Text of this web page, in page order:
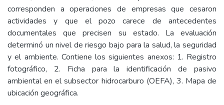
corresponden a operaciones de empresas que cesaron
actividades y que el pozo carece de antecedentes
documentales que precisen su estado. La evaluación
determinó un nivel de riesgo bajo para la salud, la seguridad
y el ambiente. Contiene los siguientes anexos: 1. Registro
fotográfico, 2. Ficha para la identificación de pasivo
ambiental en el subsector hidrocarburo (OEFA), 3. Mapa de
ubicación geográfica.